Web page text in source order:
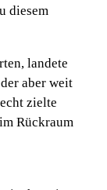
diesem
landete
aber weit
zielte
Rückraum